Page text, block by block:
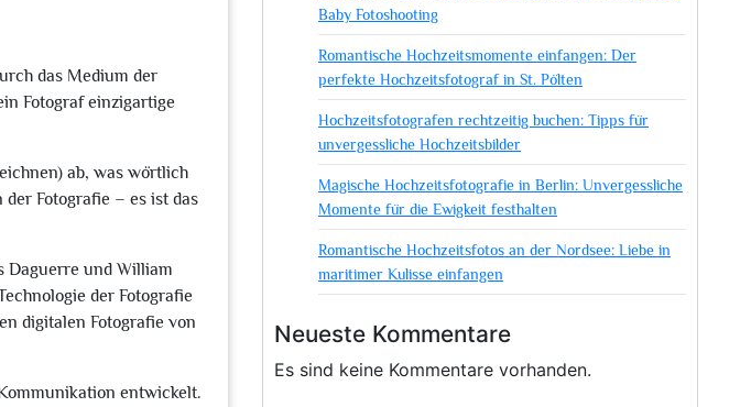
das Medium der
Fotograf einzigartige
ab, was wörtlich
Fotografie – es ist das
Daguerre und William
der Fotografie
digitalen Fotografie von
entwickelt.
Baby Fotoshooting
Romantische Hochzeitsmomente einfangen: Der
perfekte Hochzeitsfotograf in St. Pölten
Hochzeitsfotografen rechtzeitig buchen: Tipps für
unvergessliche Hochzeitsbilder
Magische Hochzeitsfotografie in Berlin: Unvergessliche
Momente für die Ewigkeit festhalten
Romantische Hochzeitsfotos an der Nordsee: Liebe in
maritimer Kulisse einfangen
Neueste Kommentare
Es sind keine Kommentare vorhanden.